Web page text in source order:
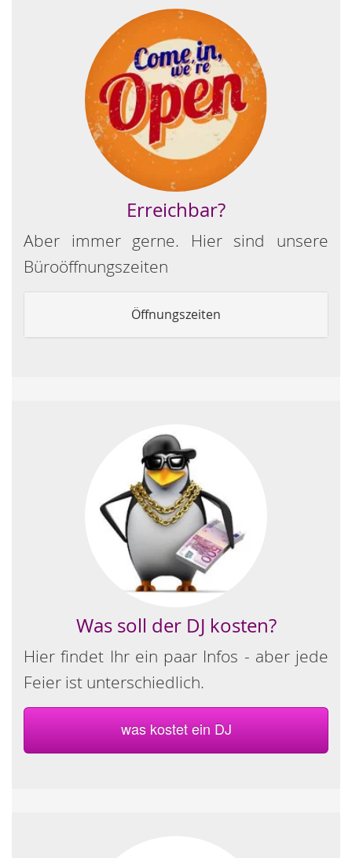
Erreichbar?
Aber immer gerne. Hier sind unsere
Büroöffnungszeiten
Öffnungszeiten
Was soll der DJ kosten?
Hier findet Ihr ein paar Infos - aber jede
Feier ist unterschiedlich.
was kostet ein DJ